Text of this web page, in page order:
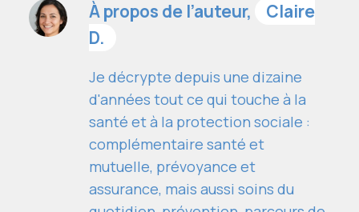
À propos de l’auteur,
Claire
D.
Je décrypte depuis une dizaine
d'années tout ce qui touche à la
santé et à la protection sociale :
complémentaire santé et
mutuelle, prévoyance et
assurance, mais aussi soins du